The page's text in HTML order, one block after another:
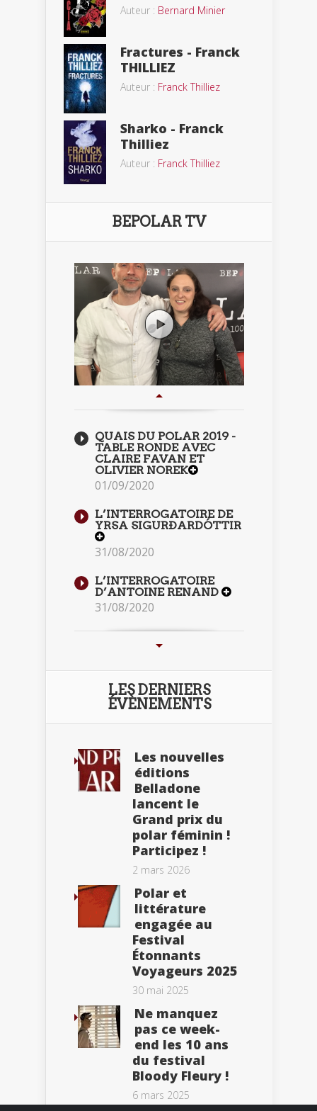
Auteur : Bernard Minier
Fractures - Franck
THILLIEZ
Auteur : Franck Thilliez
Sharko - Franck
Thilliez
Auteur : Franck Thilliez
BEPOLAR TV
QUAIS DU POLAR 2019 -
TABLE RONDE AVEC
CLAIRE FAVAN ET
OLIVIER NOREK
01/09/2020
L’INTERROGATOIRE DE
YRSA SIGURÐARDÓTTIR
31/08/2020
L’INTERROGATOIRE
D’ANTOINE RENAND
31/08/2020
LES DERNIERS
ÉVÈNEMENTS
Les nouvelles
éditions
Belladone
lancent le
Grand prix du
polar féminin !
Participez !
2 mars 2026
Polar et
littérature
engagée au
Festival
Étonnants
Voyageurs 2025
30 mai 2025
Ne manquez
pas ce week-
end les 10 ans
du festival
Bloody Fleury !
6 mars 2025